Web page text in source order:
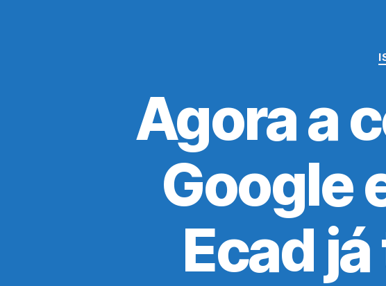
Agora a
Google
Ecad